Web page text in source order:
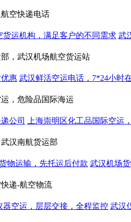
空快递电话
货运机构，满足客户的不同需求 武
，武汉机场航空货运站
惠 武汉鲜活空运电话，7*24小时
，危险品国际海运
公司 上海崇明区化工品国际空运
汉南航货运部
物运输，先托运后付款 武汉机场
递-航空物流
器空运，层层交接，全程监控 武汉